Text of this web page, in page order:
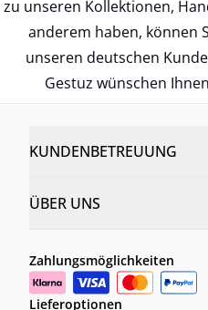
zu unseren Kollektionen,
anderem haben, können
unseren deutschen
Gestuz wünschen
KUNDENBETREUUNG
ÜBER UNS
Zahlungsmöglichkeiten
Lieferoptionen